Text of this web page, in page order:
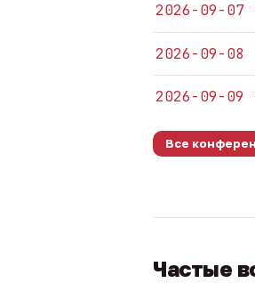
2026-09-07
2026-09-08
2026-09-09
Все
Частые